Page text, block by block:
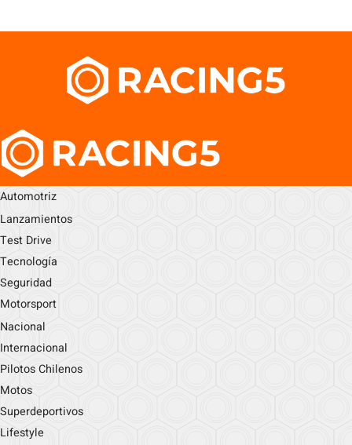
Automotriz
Lanzamientos
Test Drive
Tecnología
Seguridad
Motorsport
Nacional
Internacional
Pilotos Chilenos
Motos
Superdeportivos
Lifestyle